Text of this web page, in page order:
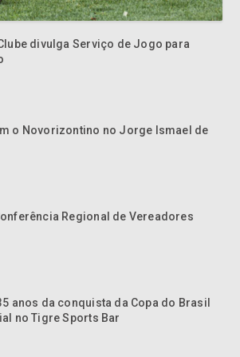
divulga Serviço de Jogo para
o Novorizontino no Jorge Ismael de
Regional de Vereadores
anos da conquista da Copa do Brasil
no Tigre Sports Bar